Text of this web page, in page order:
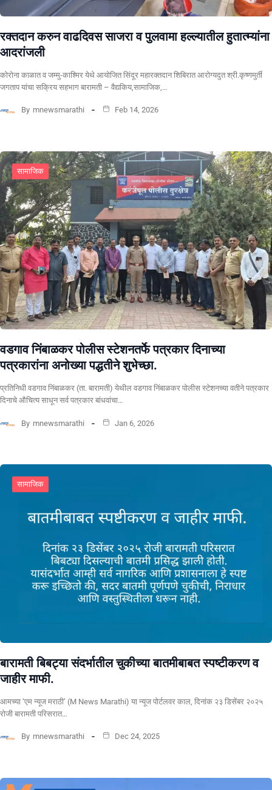
रक्तदान करुन वाढदिवस साजरा व पुलवामा हल्ल्यातील हुतात्म्यांना
आदरांजली
कोरोना काळात व जम्मु-काश्मिर येथे आयोजित सिंदूर महारक्तदान शिबिरात आरोग्यदुत श्री.कृष्णमुर्ती
जगताप यांचा सक्रिय सहभाग बारामती – वैद्यकिय,सामाजिक,…
By mnewsmarathi Feb 14, 2026
सामाजिक
वडगाव निंबाळकर पोलीस स्टेशनतर्फे पत्रकार दिनाच्या
पत्रकारांना अनोख्या पद्धतीने शुभेच्छा.
प्रतिनिधी वडगाव निंबाळकर (ता. बारामती) येथील वडगाव निंबाळकर पोलीस स्टेशनच्या वतीने पत्रकार
दिनाचे औचित्य साधून सर्व पत्रकार बांधवांचा…
By mnewsmarathi Jan 6, 2026
सामाजिक
बारामती बिबट्या संदर्भातील चुकीच्या बातमीबाबत स्पष्टीकरण व
जाहीर माफी.
आमच्या ‘एम न्यूज मराठी’ (M News Marathi) या न्यूज पोर्टलवर काल, दिनांक २३ डिसेंबर २०२५
रोजी बारामती परिसरात…
By mnewsmarathi Dec 24, 2025